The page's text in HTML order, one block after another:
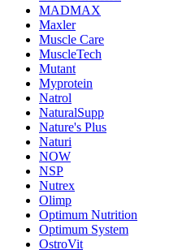
MADMAX
Maxler
Muscle Care
MuscleTech
Mutant
Myprotein
Natrol
NaturalSupp
Nature's Plus
Naturi
NOW
NSP
Nutrex
Olimp
Optimum Nutrition
Optimum System
OstroVit